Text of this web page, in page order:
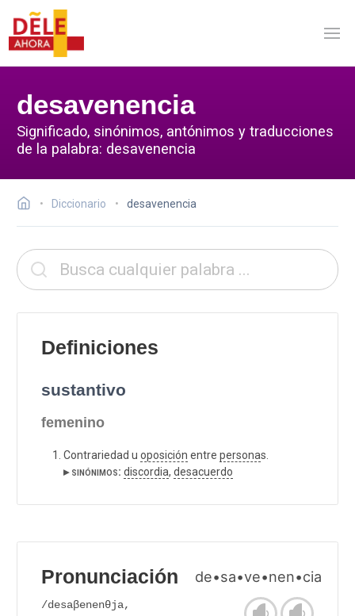
desavenencia
Significado, sinónimos, antónimos y traducciones
de la palabra: desavenencia
Diccionario desavenencia
Definiciones
sustantivo
femenino
Contrariedad u oposición entre personas.
▸ sinónimos: discordia, desacuerdo
Pronunciación de•sa•ve•nen•cia
/desaβenenθja,